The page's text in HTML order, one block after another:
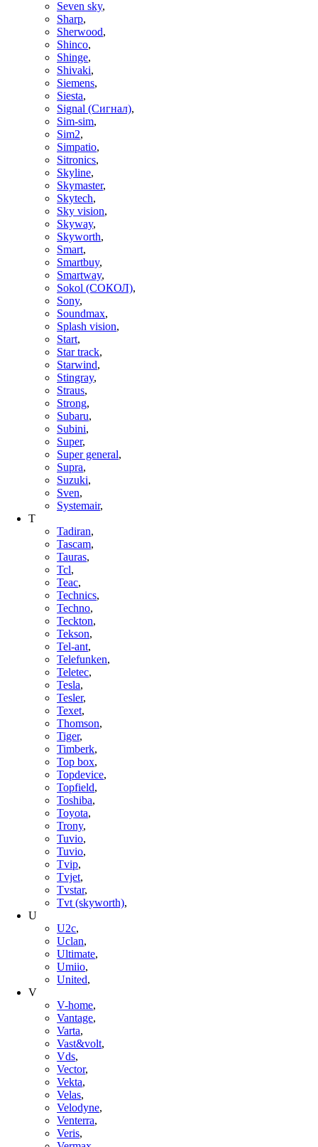
Seven sky,
Sharp,
Sherwood,
Shinco,
Shinge,
Shivaki,
Siemens,
Siesta,
Signal (Сигнал),
Sim-sim,
Sim2,
Simpatio,
Sitronics,
Skyline,
Skymaster,
Skytech,
Sky vision,
Skyway,
Skyworth,
Smart,
Smartbuy,
Smartway,
Sokol (СОКОЛ),
Sony,
Soundmax,
Splash vision,
Start,
Star track,
Starwind,
Stingray,
Straus,
Strong,
Subaru,
Subini,
Super,
Super general,
Supra,
Suzuki,
Sven,
Systemair,
T
Tadiran,
Tascam,
Tauras,
Tcl,
Teac,
Technics,
Techno,
Teckton,
Tekson,
Tel-ant,
Telefunken,
Teletec,
Tesla,
Tesler,
Texet,
Thomson,
Tiger,
Timberk,
Top box,
Topdevice,
Topfield,
Toshiba,
Toyota,
Trony,
Tuvio,
Tuvio,
Tvip,
Tvjet,
Tvstar,
Tvt (skyworth),
U
U2c,
Uclan,
Ultimate,
Umiio,
United,
V
V-home,
Vantage,
Varta,
Vast&volt,
Vds,
Vector,
Vekta,
Velas,
Velodyne,
Venterra,
Veris,